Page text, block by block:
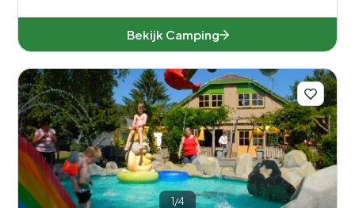
Bekijk Camping
1/4